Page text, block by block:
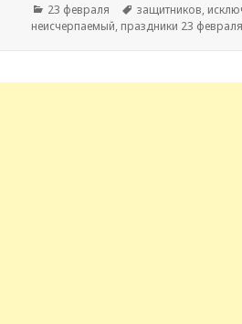
Рубрики
23 февраля Метки
защитников,
неисчерпаемый, праздники 23 февраля